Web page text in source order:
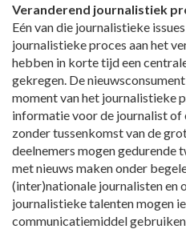
Veranderend journalistiek
Eén van die journalistieke
journalistieke proces aan het
hebben in korte tijd een
gekregen. De
moment van het journalistieke
informatie voor de journalist of
zonder tussenkomst van de
deelnemers mogen gedurende
met nieuws maken onder
(inter)nationale journalisten en
journalistieke talenten mogen
communicatiemiddel